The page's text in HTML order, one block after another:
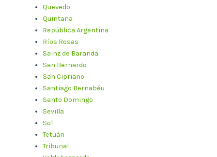
Quevedo
Quintana
República Argentina
Ríos Rosas
Sainz de Baranda
San Bernardo
San Cipriano
Santiago Bernabéu
Santo Domingo
Sevilla
Sol
Tetuán
Tribunal